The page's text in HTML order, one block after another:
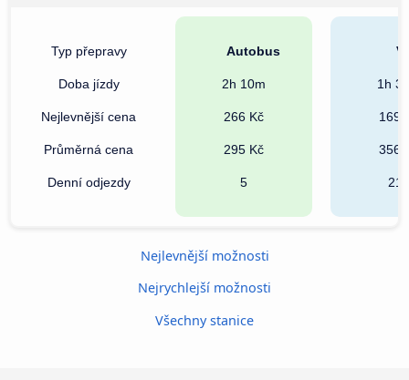
Typ přepravy
Doba jízdy
Nejlevnější cena
Průměrná cena
Denní odjezdy
Autobus
2h 10m
266 Kč
295 Kč
5
1h
169
356
210
Nejlevnější možnosti
Nejrychlejší možnosti
Všechny stanice